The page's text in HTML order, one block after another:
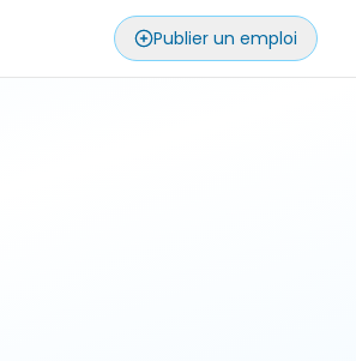
Publier un emploi